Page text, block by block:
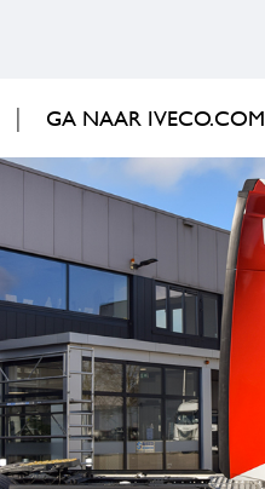
GA NAAR IVECO.COM